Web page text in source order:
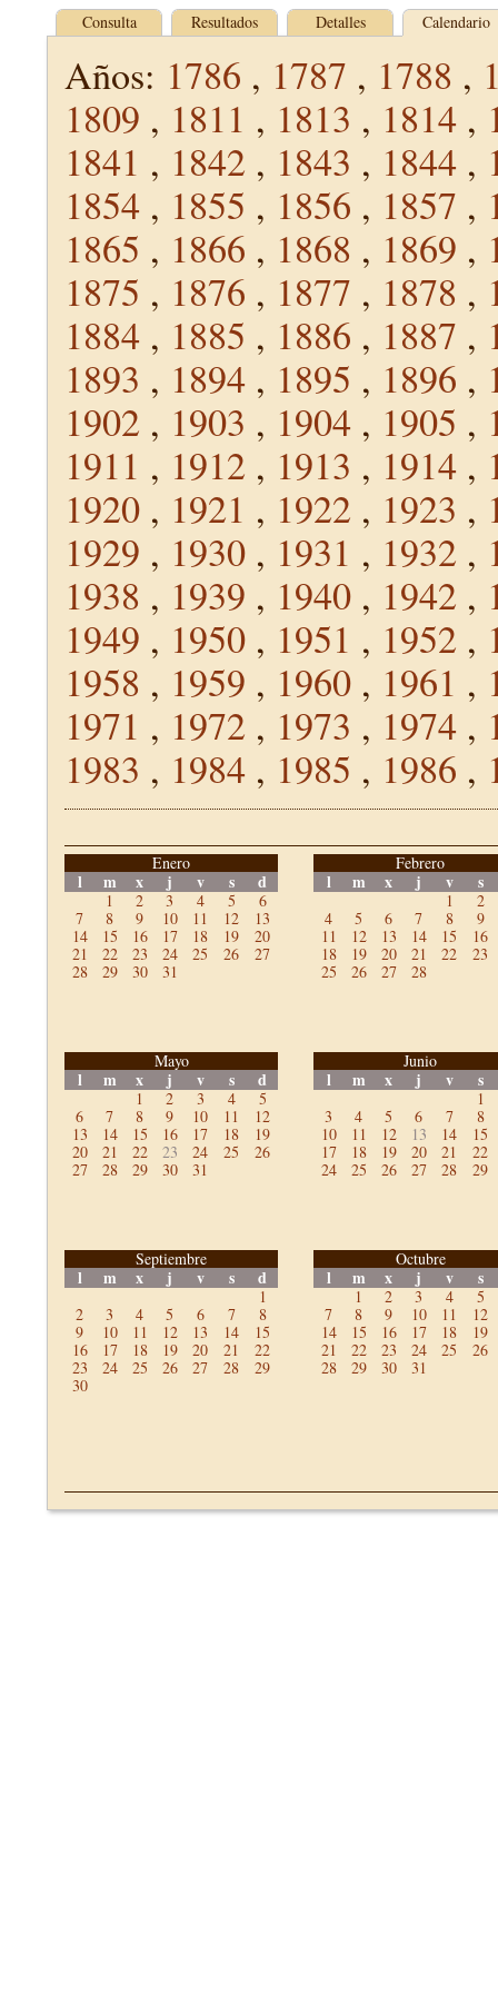
Consulta Resultados Detalles Calendario
Años: 1786 , 1787 , 1788 ,
1809 , 1811 , 1813 , 1814 ,
1841 , 1842 , 1843 , 1844 ,
1854 , 1855 , 1856 , 1857 ,
1865 , 1866 , 1868 , 1869 ,
1875 , 1876 , 1877 , 1878 ,
1884 , 1885 , 1886 , 1887 ,
1893 , 1894 , 1895 , 1896 ,
1902 , 1903 , 1904 , 1905 ,
1911 , 1912 , 1913 , 1914 ,
1920 , 1921 , 1922 , 1923 ,
1929 , 1930 , 1931 , 1932 ,
1938 , 1939 , 1940 , 1942 ,
1949 , 1950 , 1951 , 1952 ,
1958 , 1959 , 1960 , 1961 ,
1971 , 1972 , 1973 , 1974 ,
1983 , 1984 , 1985 , 1986 ,
Enero
l m x j v s d
1 2 3 4 5
6
7
8 9 10 11 12
13
14
15 16 17 18 19
20
21
22 23 24 25 26
27
28
29 30 31
Febrero
l m x j v s
1
2
4
5 6 7 8
9
11
12 13 14 15
16
18
19 20 21 22
23
25
26 27 28
Mayo
l m x j v s d
1 2 3 4
5
6
7 8 9 10 11
12
13
14 15 16 17 18
19
20
21 22 23 24 25
26
27
28 29 30 31
Junio
l m x j v s
1
3
4 5 6 7
8
10
11 12 13 14
15
17
18 19 20 21
22
24
25 26 27 28 29
Septiembre
l m x j v s d
1
2
3 4 5 6 7
8
9
10 11 12 13 14
15
16
17 18 19 20 21
22
23
24 25 26 27 28
29
30
Octubre
l m x j v s
1 2 3 4
5
7
8 9 10 11
12
14
15 16 17 18
19
21
22 23 24 25
26
28
29 30 31